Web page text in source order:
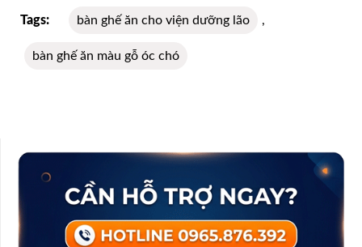
Tags: bàn ghế ăn cho viện dưỡng lão ,
bàn ghế ăn màu gỗ óc chó